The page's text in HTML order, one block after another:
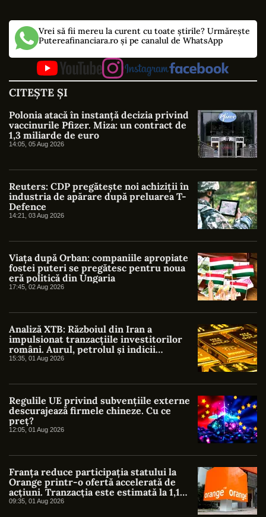
Vrei să fii mereu la curent cu toate știrile? Urmărește
Putereafinanciara.ro și pe canalul de WhatsApp
CITEȘTE ȘI
Polonia atacă în instanță decizia privind
vaccinurile Pfizer. Miza: un contract de
1,3 miliarde de euro
14:05, 05 Aug 2026
Reuters: CDP pregătește noi achiziții în
industria de apărare după preluarea T-
Defence
14:21, 03 Aug 2026
Viața după Orban: companiile apropiate
fostei puteri se pregătesc pentru noua
eră politică din Ungaria
17:45, 02 Aug 2026
Analiză XTB: Războiul din Iran a
impulsionat tranzacțiile investitorilor
români. Aurul, petrolul și indicii
americani au atras cel mai mare interes
15:35, 01 Aug 2026
Regulile UE privind subvențiile externe
descurajează firmele chineze. Cu ce
preț?
12:05, 01 Aug 2026
Franța reduce participația statului la
Orange printr-o ofertă accelerată de
acțiuni. Tranzacția este estimată la 1,1
miliarde de euro
09:35, 01 Aug 2026